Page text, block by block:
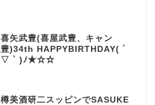
喜矢武豊(喜屋武豊、キャン
豊)34th HAPPYBIRTHDAY( ´
▽ ` )ﾉ★☆☆
樽美酒研二スッピンでSASUKE